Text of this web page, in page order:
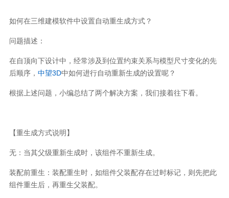
如何在三维建模软件中设置自动重生成方式？
问题描述：
在自顶向下设计中，经常涉及到位置约束关系与模型尺寸变化的先
后顺序， 中望3D中如何进行自动重新生成的设置呢？
根据上述问题，小编总结了两个解决方案，我们接着往下看。
【重生成方式说明】
无：当其父级重新生成时，该组件不重新生成。
装配前重生：装配重生时，如组件父装配存在过时标记，则先把此
组件重生后，再重生父装配。